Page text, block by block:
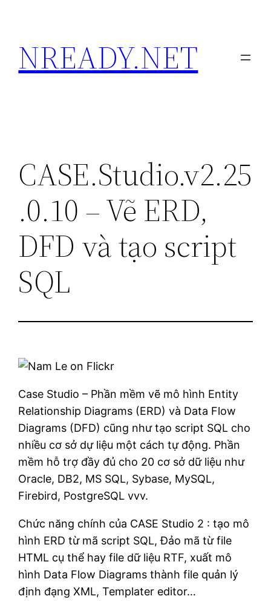
content
NREADY.NET
CASE.Studio.v2.25
.0.10 – Vẽ ERD,
DFD và tạo script
SQL
Case Studio – Phần mềm vẽ mô hình Entity
Relationship Diagrams (ERD) và Data Flow
Diagrams (DFD) cũng như tạo script SQL cho
nhiều cơ sở dự liệu một cách tự động. Phần
mềm hỗ trợ đầy đủ cho 20 cơ sở dữ liệu như
Oracle, DB2, MS SQL, Sybase, MySQL,
Firebird, PostgreSQL vvv.
Chức năng chính của CASE Studio 2 : tạo mô
hình ERD từ mã script SQL, Đảo mã từ file
HTML cụ thể hay file dữ liệu RTF, xuất mô
hình Data Flow Diagrams thành file quản lý
định đạng XML, Templater editor…